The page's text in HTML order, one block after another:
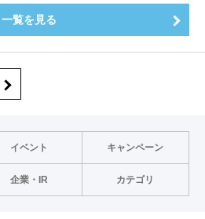
一覧を見る
イベント キャンペーン
企業・IR カテゴリ